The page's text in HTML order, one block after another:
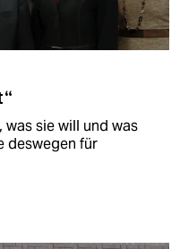
was sie will und was
deswegen für